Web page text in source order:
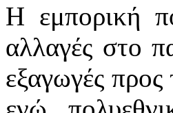
Η εμπορική
αλλαγές στο
εξαγωγές